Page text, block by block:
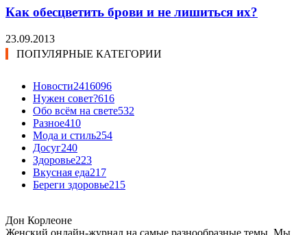
Как обесцветить брови и не лишиться их?
23.09.2013
ПОПУЛЯРНЫЕ КАТЕГОРИИ
Новости2416096
Нужен совет?616
Обо всём на свете532
Разное410
Мода и стиль254
Досуг240
Здоровье223
Вкусная еда217
Береги здоровье215
Дон Корлеоне
Женский онлайн-журнал на самые разнообразные темы. Мы